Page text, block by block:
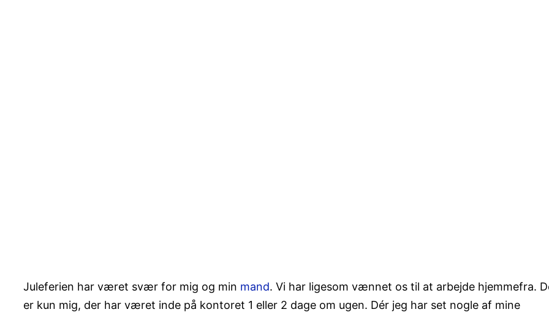
Juleferien har været svær for mig og min mand. Vi har ligesom vænnet os til at arbejde hjemmefra.
er kun mig, der har været inde på kontoret 1 eller 2 dage om ugen. Dér jeg har set nogle af mine